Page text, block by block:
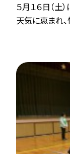
５月１６日（
天気に恵まれ